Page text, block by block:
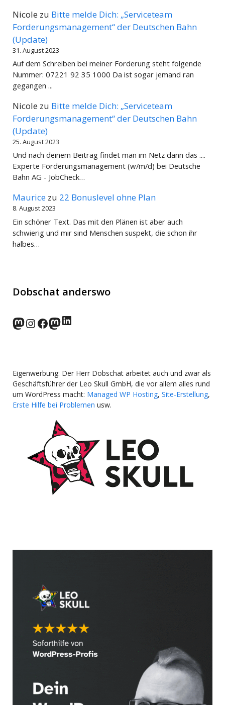
Nicole zu Bitte melde Dich: „Serviceteam
Forderungsmanagement“ der Deutschen Bahn
(Update)
31. August 2023
Auf dem Schreiben bei meiner Forderung steht folgende
Nummer: 07221 92 35 1000 Da ist sogar jemand ran
gegangen ...
Nicole zu Bitte melde Dich: „Serviceteam
Forderungsmanagement“ der Deutschen Bahn
(Update)
25. August 2023
Und nach deinem Beitrag findet man im Netz dann das ....
Experte Forderungsmanagement (w/m/d) bei Deutsche
Bahn AG - JobCheck…
Maurice zu 22 Bonuslevel ohne Plan
8. August 2023
Ein schöner Text. Das mit den Plänen ist aber auch
schwierig und mir sind Menschen suspekt, die schon ihr
halbes…
Dobschat anderswo
norden.social
Instagram
Facebook
wp-punks.social
LinkedIn
Eigenwerbung: Der Herr Dobschat arbeitet auch und zwar als
Geschäftsführer der Leo Skull GmbH, die vor allem alles rund
um WordPress macht: Managed WP Hosting, Site-Erstellung,
Erste Hilfe bei Problemen usw.